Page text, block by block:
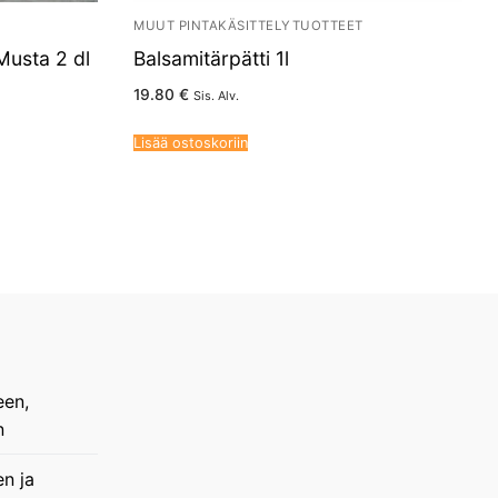
2 dl
MUUT PINTAKÄSITTELYTUOTTEET
Balsamitärpätti 1l
19.80 € Sis. Alv.
Lisää ostoskoriin
ja